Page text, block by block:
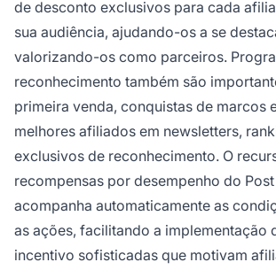
de desconto exclusivos para cada
sua audiência, ajudando-os a se
valorizando-os como parceiros.
reconhecimento também são
primeira venda, conquistas de marcos
melhores afiliados em newsletters,
exclusivos de reconhecimento. O
recompensas por desempenho do
acompanha automaticamente as
as ações, facilitando a implementação
incentivo sofisticadas que motivam